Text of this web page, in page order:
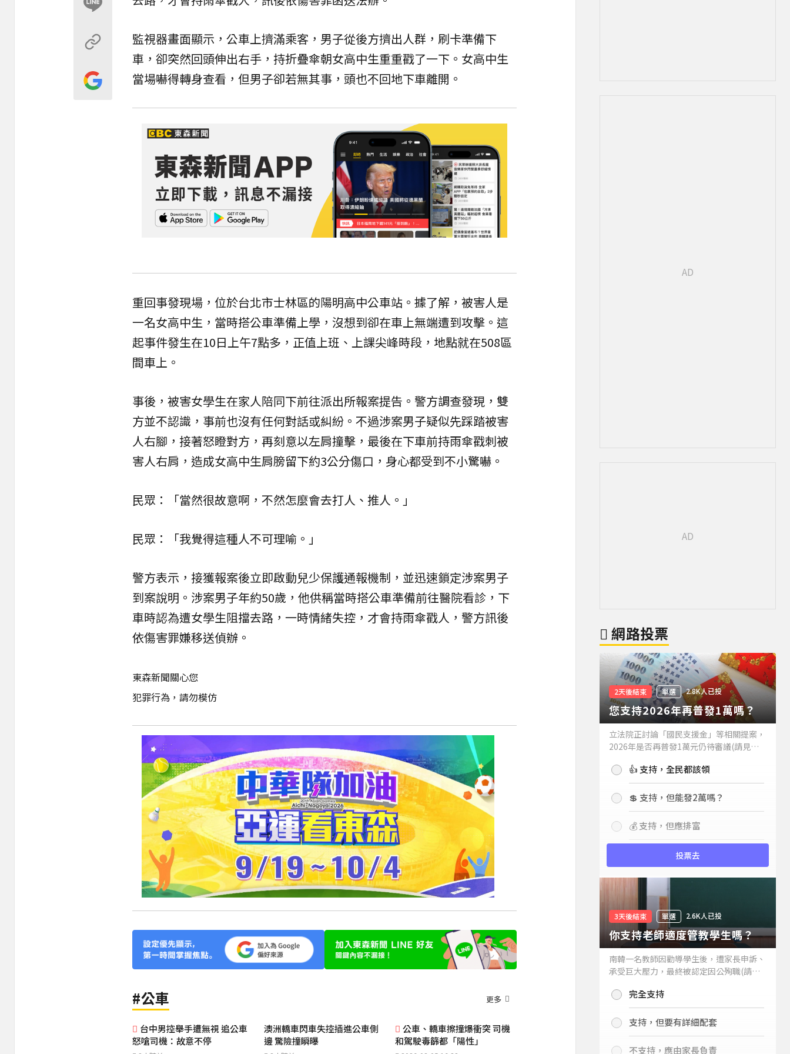
監視器畫面顯示，公車上擠滿乘客，男子從後方擠出人群，刷卡準備下
車，卻突然回頭伸出右手，持折疊傘朝女高中生重重戳了一下。女高中生
當場嚇得轉身查看，但男子卻若無其事，頭也不回地下車離開。
重回事發現場，位於台北市士林區的陽明高中公車站。據了解，被害人是
一名女高中生，當時搭公車準備上學，沒想到卻在車上無端遭到攻擊。這
起事件發生在10日上午7點多，正值上班、上課尖峰時段，地點就在508區
間車上。
事後，被害女學生在家人陪同下前往派出所報案提告。警方調查發現，雙
方並不認識，事前也沒有任何對話或糾紛。不過涉案男子疑似先踩踏被害
人右腳，接著怒瞪對方，再刻意以左肩撞擊，最後在下車前持雨傘戳刺被
害人右肩，造成女高中生肩膀留下約3公分傷口，身心都受到不小驚嚇。
民眾：「當然很故意啊，不然怎麼會去打人、推人。」
民眾：「我覺得這種人不可理喻。」
警方表示，接獲報案後立即啟動兒少保護通報機制，並迅速鎖定涉案男子
到案說明。涉案男子年約50歲，他供稱當時搭公車準備前往醫院看診，下
車時認為遭女學生阻擋去路，一時情緒失控，才會持雨傘戳人，警方訊後
依傷害罪嫌移送偵辦。
東森新聞關心您
犯罪行為，請勿模仿
#公車 更多
台中男控舉手遭無視 追公車
怒嗆司機：故意不停
澳洲轎車閃車失控插進公車側
邊 驚險撞瞬曝
公車、轎車擦撞爆衝突 司機
和駕駛毒篩都「陽性」
網路投票
2天後結束 單選 2.8K人已投
您支持2026年再普發1萬嗎？
立法院正討論「國民支援金」等相關提案，
2026年是否再普發1萬元仍待審議(請見下
持嗎？👍 支持，全民都該領
💲 支持，但能發2萬嗎？
💰 支持，但應排富
投票去
3天後結束 單選 2.6K人已投
你支持老師適度管教學生嗎？
南韓一名教師因勸導學生後，遭家長申訴、
承受巨大壓力，最終被認定因公殉職(請見
你支持老師適度管教學生嗎？
完全支持
支持，但要有詳細配套
不支持，應由家長負責